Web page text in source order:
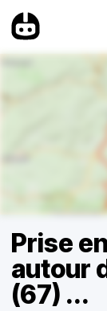
Prise
autour
(67) ...